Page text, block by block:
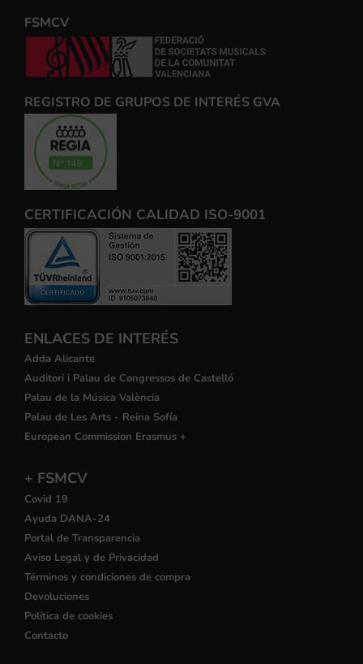
FSMCV
REGISTRO DE GRUPOS DE INTERÉS GVA
CERTIFICACIÓN CALIDAD ISO-9001
ENLACES DE INTERÉS
Adda Alicante
Auditori i Palau de Congressos de Castelló
Palau de la Música València
Palau de Les Arts - Reina Sofía
European Commission Erasmus +
+ FSMCV
Covid 19
Ayuda DANA-24
Portal de Transparencia
Aviso Legal y de Privacidad
Términos y condiciones de compra
Devoluciones
Política de cookies
Contacto